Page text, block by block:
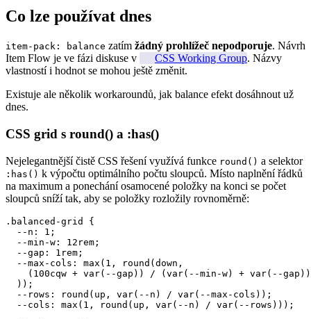
Co lze používat dnes
item-pack: balance zatím žádný prohlížeč nepodporuje. Návrh
Item Flow je ve fázi diskuse v
CSS Working Group. Názvy
vlastností i hodnot se mohou ještě změnit.
Existuje ale několik workaroundů, jak balance efekt dosáhnout už
dnes.
CSS grid s round() a :has()
Nejelegantnější čistě CSS řešení využívá funkce round() a selektor
:has() k výpočtu optimálního počtu sloupců. Místo naplnění řádků
na maximum a ponechání osamocené položky na konci se počet
sloupců sníží tak, aby se položky rozložily rovnoměrně:
.balanced-grid {
  --n: 1;
  --min-w: 12rem;
  --gap: 1rem;
  --max-cols: max(1, round(down,
    (100cqw + var(--gap)) / (var(--min-w) + var(--gap))
  ));
  --rows: round(up, var(--n) / var(--max-cols));
  --cols: max(1, round(up, var(--n) / var(--rows)));